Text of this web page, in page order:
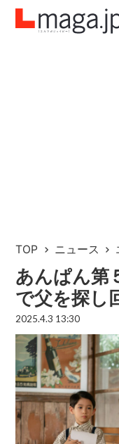
TOP ニュース
あんぱん第
で父を探し
2025.4.3 13:30